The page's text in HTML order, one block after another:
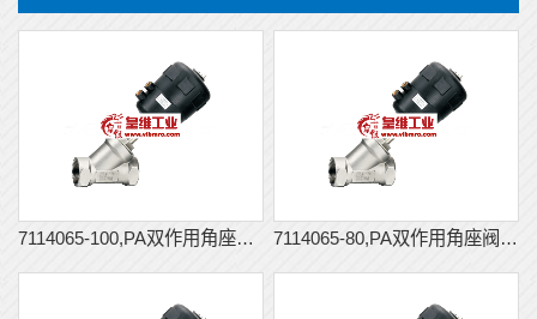
7114065-100,PA双作用角座阀... 7114065-80,PA双作用角座阀,...